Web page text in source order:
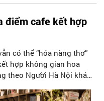
điểm cafe kết hợp
có thể “hóa nàng thơ”
hợp không gian hoa
theo Người Hà Nội khám